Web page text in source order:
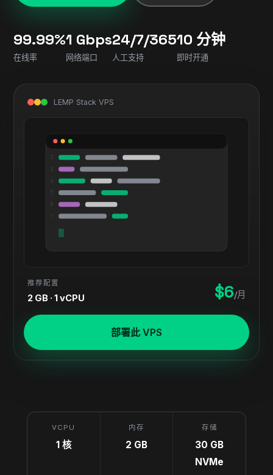
99.99%
在线率
1 Gbps
网络端口
24/7/365
人工支持
10 分钟
即时开通
LEMP Stack VPS
推荐配置
2 GB · 1 vCPU $6/月
部署此 VPS
VCPU
1 核
内存
2 GB
存储
30 GB
NVMe